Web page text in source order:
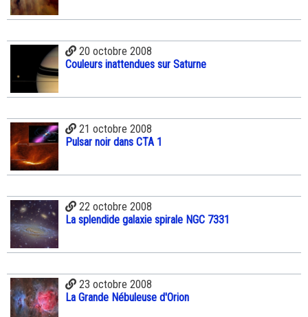
20 octobre 2008
Couleurs inattendues sur Saturne
21 octobre 2008
Pulsar noir dans CTA 1
22 octobre 2008
La splendide galaxie spirale NGC 7331
23 octobre 2008
La Grande Nébuleuse d'Orion